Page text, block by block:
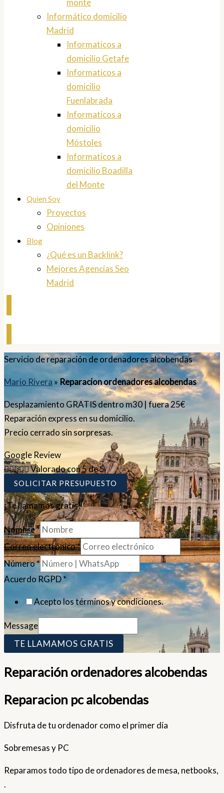
monte
Informático domicilio
Madrid
Informaticos a
domicilio Getafe
Informaticos a
domicilio
Fuenlabrada
Informaticos a
domicilio
Móstoles
Informaticos a
domicilio Boadilla
del Monte
Quien Soy
Proyectos
Opiniones
Blog
¿Qué es un Backlink?
Mejores Agencias Seo
Madrid
Servicio de reparación de ordenadores alcobendas
Mario Rivera »Reparacion ordenadores alcobendas
Desplazamiento GRATIS dentro m30 | fuera 25€
Reparación express en su domicilio.
Precio cerrado sin sorpresas.
Google Review
Valorado con 5 de 5
SOLICITAR PRESUPUESTO
¡Te llamamos gratis!
Nombre*
Correo electrónico*
Número*
Acuerdo RGPD*
Acepto los términos y condiciones.
Message
TE LLAMAMOS GRATIS
Reparación ordenadores alcobendas
Reparacion pc alcobendas
Disfruta de tu ordenador como el primer día
Sobremesas y PC
Reparamos todo tipo de ordenadores de mesa, netbooks,
.